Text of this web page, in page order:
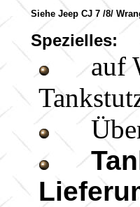
Siehe Jeep CJ 7 /8/
Spezielles:
auf